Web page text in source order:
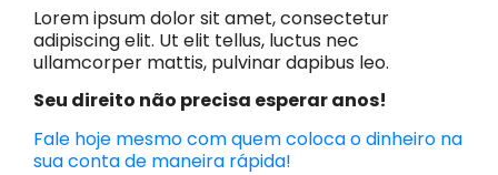
Lorem ipsum dolor sit amet, consectetur
adipiscing elit. Ut elit tellus, luctus nec
ullamcorper mattis, pulvinar dapibus leo.
Seu direito não precisa esperar anos!
Fale hoje mesmo com quem coloca o dinheiro na
sua conta de maneira rápida!